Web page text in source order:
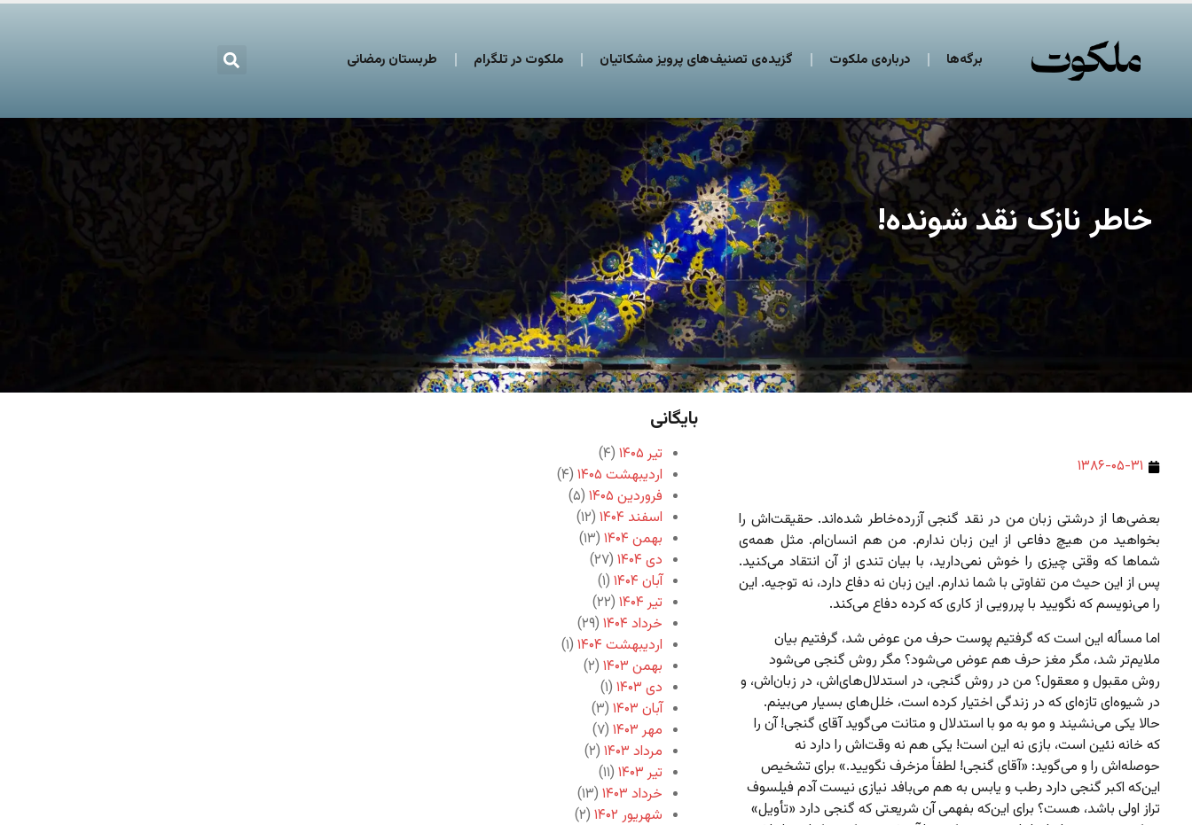
برگه‌ها درباره‌ی ملکوت گزیده‌ی تصنیف‌های پرویز مشکاتیان ملکوت در تلگرام طربستان رمضانی
خاطر نازک نقد شونده!
۱۳۸۶-۰۵-۳۱
بعضی‌ها از درشتی زبان من در نقد گنجی آزرده‌خاطر شده‌اند. حقیقت‌اش را
بخواهید من هیچ دفاعی از این زبان ندارم. من هم انسان‌ام. مثل همه‌ی
شماها که وقتی چیزی را خوش نمی‌دارید، با بیان تندی از آن انتقاد می‌کنید.
پس از این حیث من تفاوتی با شما ندارم. این زبان نه دفاع دارد، نه توجیه. این
را می‌نویسم که نگویید با پررویی از کاری که کرده دفاع می‌کند.
اما مسأله این است که گرفتیم پوست حرف من عوض شد، گرفتیم بیان
ملایم‌تر شد، مگر مغز حرف هم عوض می‌شود؟ مگر روش گنجی می‌شود
روش مقبول و معقول؟ من در روش گنجی، در استدلال‌های‌اش، در زبان‌اش، و
در شیوه‌ای تازه‌ای که در زندگی اختیار کرده است، خلل‌های بسیار می‌بینم.
حالا یکی می‌نشیند و مو به مو با استدلال و متانت می‌گوید آقای گنجی!‌ آن را
که خانه‌ نئین است، بازی نه این است! یکی هم نه وقت‌اش را دارد نه
حوصله‌اش را و می‌گوید: «آقای گنجی! لطفاً مزخرف نگویید.» برای تشخیص
این‌که اکبر گنجی دارد رطب و یابس به هم می‌بافد نیازی نیست آدم فیلسوف
تراز اولی باشد، هست؟ برای این‌که بفهمی آن شریعتی که گنجی دارد «تأویل»
بایگانی
تیر ۱۴۰۵
(۴)
اردیبهشت ۱۴۰۵
(۴)
فروردین ۱۴۰۵
(۵)
اسفند ۱۴۰۴
(۱۲)
بهمن ۱۴۰۴
(۱۳)
دی ۱۴۰۴
(۲۷)
آبان ۱۴۰۴
(۱)
تیر ۱۴۰۴
(۲۲)
خرداد ۱۴۰۴
(۲۹)
اردیبهشت ۱۴۰۴
(۱)
بهمن ۱۴۰۳
(۲)
دی ۱۴۰۳
(۱)
آبان ۱۴۰۳
(۳)
مهر ۱۴۰۳
(۷)
مرداد ۱۴۰۳
(۲)
تیر ۱۴۰۳
(۱۱)
خرداد ۱۴۰۳
(۱۳)
شهریور ۱۴۰۲
(۲)